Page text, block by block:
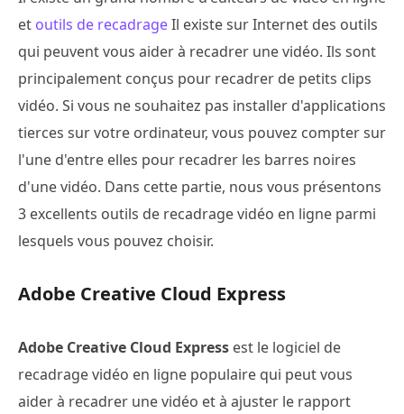
et outils de recadrageIl existe sur Internet des outils
qui peuvent vous aider à recadrer une vidéo. Ils sont
principalement conçus pour recadrer de petits clips
vidéo. Si vous ne souhaitez pas installer d'applications
tierces sur votre ordinateur, vous pouvez compter sur
l'une d'entre elles pour recadrer les barres noires
d'une vidéo. Dans cette partie, nous vous présentons
3 excellents outils de recadrage vidéo en ligne parmi
lesquels vous pouvez choisir.
Adobe Creative Cloud Express
Adobe Creative Cloud Express est le logiciel de
recadrage vidéo en ligne populaire qui peut vous
aider à recadrer une vidéo et à ajuster le rapport